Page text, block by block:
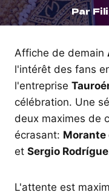
Par
Affiche de demain
l'intérêt des fans
l'entreprise
célébration. Une
deux maximes de
écrasant: Morante
et Sergio
L'attente est